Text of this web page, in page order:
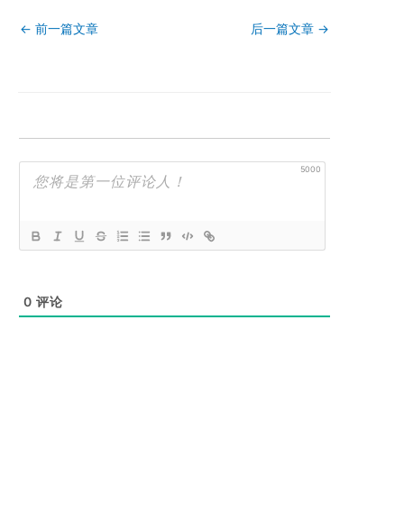
← 前一篇文章 后一篇文章 →
5000
0 评论